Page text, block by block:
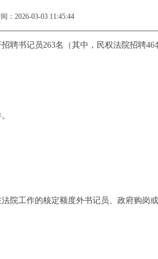
：2026-03-03 11:45:44
聘书记员263名（其中，民权法院招聘
院工作的核定额度外书记员、政府购岗